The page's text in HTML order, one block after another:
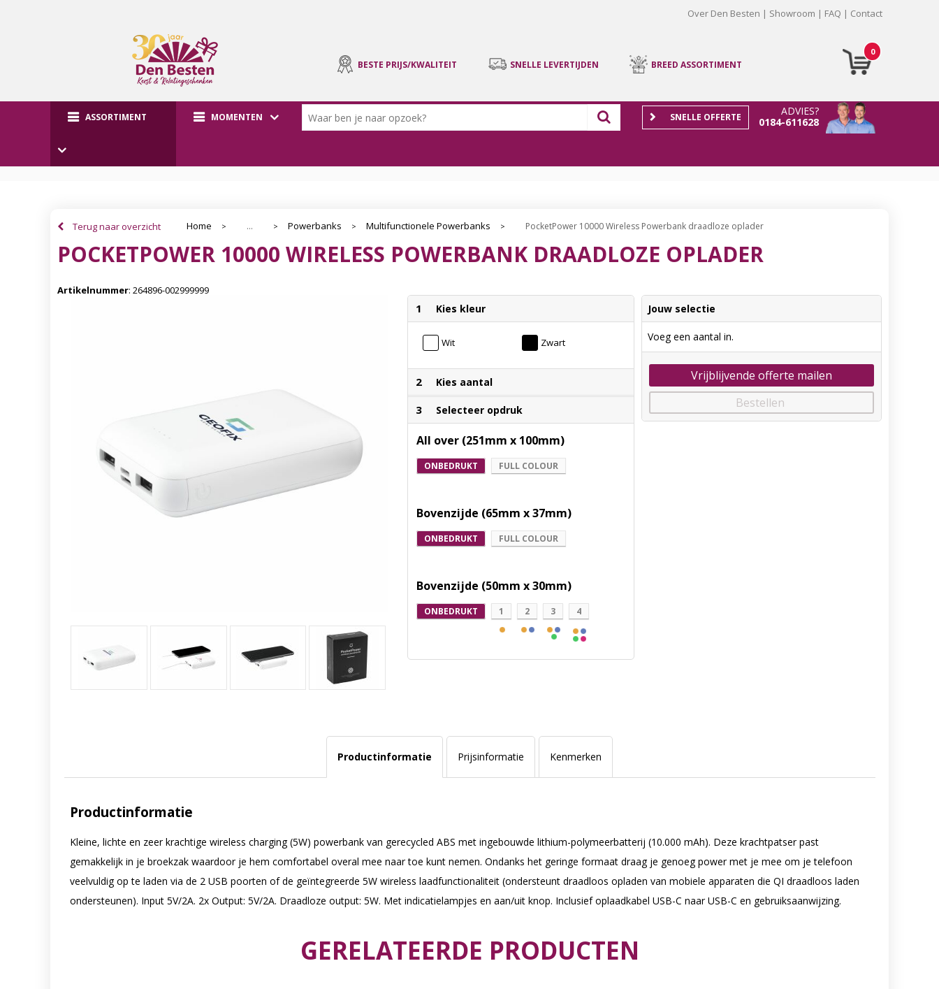
Over Den Besten Showroom FAQ Contact
0
BESTE PRIJS/KWALITEIT SNELLE LEVERTIJDEN BREED ASSORTIMENT
ASSORTIMENT MOMENTEN
ADVIES?
0184-611628
SNELLE OFFERTE
Terug naar overzicht Home > ... > Powerbanks > Multifunctionele Powerbanks > PocketPower 10000 Wireless Powerbank draadloze oplader
POCKETPOWER 10000 WIRELESS POWERBANK DRAADLOZE OPLADER
Artikelnummer: 264896-002999999
1 Kies kleur
Wit Zwart
2 Kies aantal
3 Selecteer opdruk
All over (251mm x 100mm)
ONBEDRUKT FULL COLOUR
Bovenzijde (65mm x 37mm)
ONBEDRUKT FULL COLOUR
Bovenzijde (50mm x 30mm)
ONBEDRUKT 1 2 3 4
Jouw selectie
Voeg een aantal in.
Vrijblijvende offerte mailen
Bestellen
Productinformatie Prijsinformatie Kenmerken
Productinformatie
Kleine, lichte en zeer krachtige wireless charging (5W) powerbank van gerecycled ABS met ingebouwde lithium-polymeerbatterij (10.000 mAh). Deze krachtpatser past
gemakkelijk in je broekzak waardoor je hem comfortabel overal mee naar toe kunt nemen. Ondanks het geringe formaat draag je genoeg power met je mee om je telefoon
veelvuldig op te laden via de 2 USB poorten of de geïntegreerde 5W wireless laadfunctionaliteit (ondersteunt draadloos opladen van mobiele apparaten die QI draadloos laden
ondersteunen). Input 5V/2A. 2x Output: 5V/2A. Draadloze output: 5W. Met indicatielampjes en aan/uit knop. Inclusief oplaadkabel USB-C naar USB-C en gebruiksaanwijzing.
GERELATEERDE PRODUCTEN